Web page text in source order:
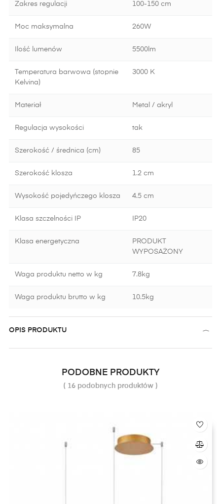
Zakres regulacji 100-150 cm
Moc maksymalna 260W
Ilość lumenów 5500lm
Temperatura barwowa (stopnie
Kelvina)
3000 K
Materiał Metal / akryl
Regulacja wysokości tak
Szerokość / średnica (cm) 85
Szerokość klosza 1.2 cm
Wysokość pojedyńczego klosza 4.5 cm
Klasa szczelności IP IP20
Klasa energetyczna
PRODUKT
WYPOSAŻONY
Waga produktu netto w kg 7.8kg
Waga produktu brutto w kg 10.5kg
OPIS PRODUKTU
PODOBNE PRODUKTY
( 16 podobnych produktów )